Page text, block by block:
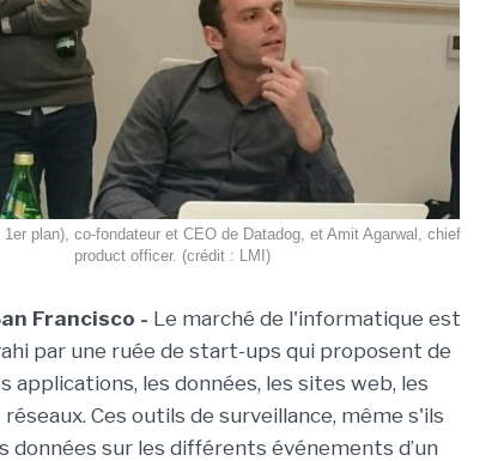
plan), co-fondateur et CEO de Datadog, et Amit Agarwal, chief
product officer. (crédit : LMI)
Francisco - Le marché de l'informatique est
par une ruée de start-ups qui proposent de
applications, les données, les sites web, les
Ces outils de surveillance, même s'ils
données sur les différents événements d’un